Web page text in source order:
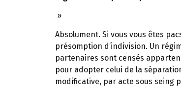
»
Absolument. Si vous vous êtes
présomption d’indivision. Un
partenaires sont censés
pour adopter celui de la
modificative, par acte sous seing